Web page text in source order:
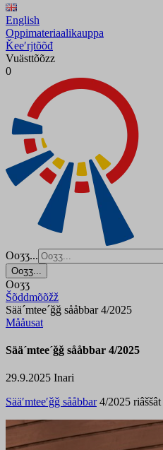
English
Oppimateriaalikauppa
Ǩeeʹrjtõõđ
Vuästtõõzz
0
Ooʒʒ...
Ooʒʒ...
Ooʒʒ
Šõddmõõžž
Sää´mtee´ǧǧ sååbbar 4/2025
Mååusat
Sää´mtee´ǧǧ sååbbar 4/2025
29.9.2025 Inari
Sääʹmteeʹǧǧ sååbbar4/2025